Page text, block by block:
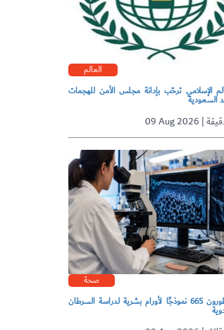
العالم
الإسلامي ترحّب بإدانة مجلس الأمن للهجمات
السعودية
صحة
باحثون يطورون 665 نموذجًا لأورام بشرية لدراسة السرطان